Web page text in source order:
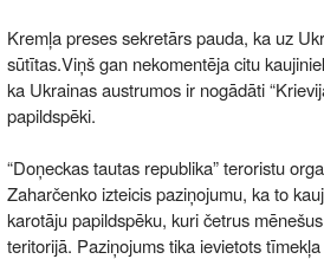
Kremļa preses sekretārs pauda, ka uz
sūtītas.Viņš gan nekomentēja citu
ka Ukrainas austrumos ir nogādāti
papildspēki.
“Doņeckas tautas republika” teroristu
Zaharčenko izteicis paziņojumu, ka to
karotāju papildspēku, kuri četrus
teritorijā. Paziņojums tika ievietots tīmekļa